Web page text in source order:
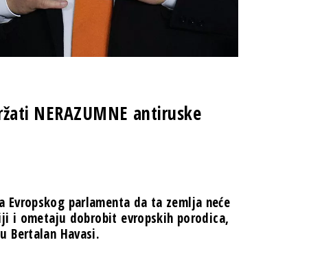
NERAZUMNE antiruske
parlamenta da ta zemlja neće
i ometaju dobrobit evropskih porodica,
Bertalan Havasi.